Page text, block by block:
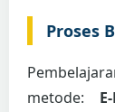
Proses
metode: